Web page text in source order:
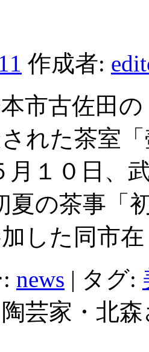
作成者:
市古佐田
れた茶室
月１０日、
夏の茶事「
加した同市
news | タグ:
芸家・北